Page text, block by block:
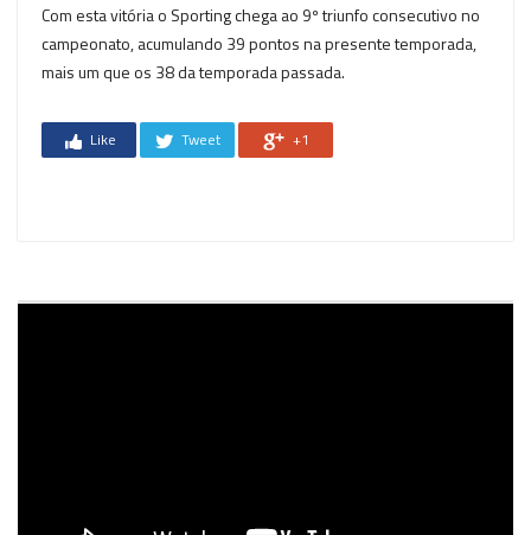
Com esta vitória o Sporting chega ao 9º triunfo consecutivo no
campeonato, acumulando 39 pontos na presente temporada,
mais um que os 38 da temporada passada.
Like Tweet +1